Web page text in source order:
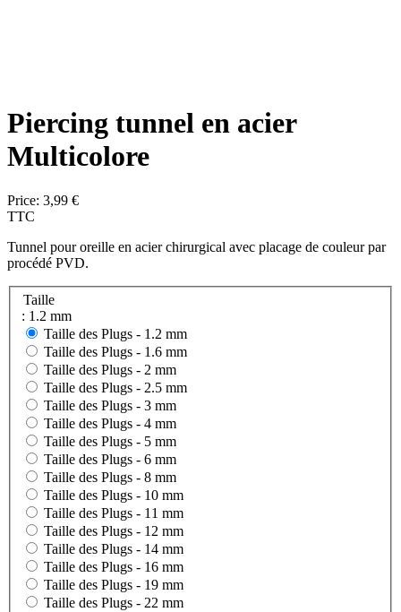
Piercing tunnel en acier
Multicolore
Price: 3,99 €
TTC
Tunnel pour oreille en acier chirurgical avec placage de couleur par
procédé PVD.
Taille
: 1.2 mm
Taille des Plugs - 1.2 mm
Taille des Plugs - 1.6 mm
Taille des Plugs - 2 mm
Taille des Plugs - 2.5 mm
Taille des Plugs - 3 mm
Taille des Plugs - 4 mm
Taille des Plugs - 5 mm
Taille des Plugs - 6 mm
Taille des Plugs - 8 mm
Taille des Plugs - 10 mm
Taille des Plugs - 11 mm
Taille des Plugs - 12 mm
Taille des Plugs - 14 mm
Taille des Plugs - 16 mm
Taille des Plugs - 19 mm
Taille des Plugs - 22 mm